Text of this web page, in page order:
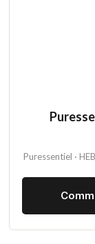
Puressentiel ·